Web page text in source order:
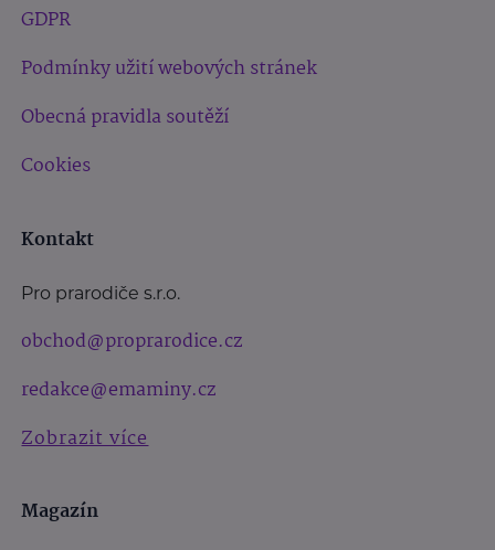
GDPR
Podmínky užití webových stránek
Obecná pravidla soutěží
Cookies
Kontakt
Pro prarodiče s.r.o.
obchod@proprarodice.cz
redakce@emaminy.cz
Zobrazit více
Magazín